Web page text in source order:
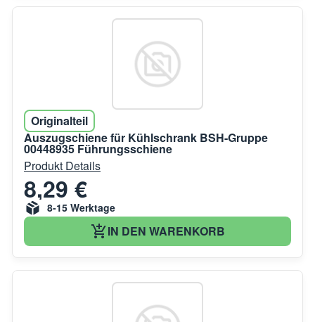
Originalteil
Auszugschiene für Kühlschrank BSH-Gruppe
00448935 Führungsschiene
Produkt Details
8,29 €
8-15 Werktage
IN DEN WARENKORB